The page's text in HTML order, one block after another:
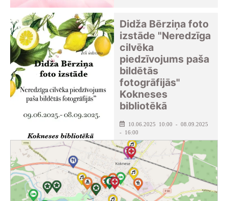
Didža Bērziņa foto
izstāde "Neredzīga
cilvēka
piedzīvojums paša
bildētās
fotogrāfijās"
Kokneses
bibliotēkā
10.06.2025 10:00 - 08.09.2025
- 16:00
Kokneses pagasta bibliotēka